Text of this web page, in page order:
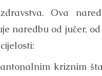
Ova
naredbu od jučer,
kriznim